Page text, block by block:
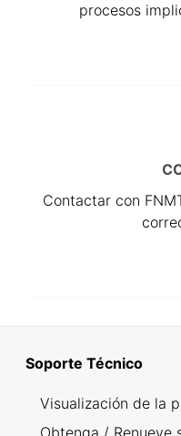
procesos
Contactar con
Soporte Técnico
Visualización de la
Obtenga /